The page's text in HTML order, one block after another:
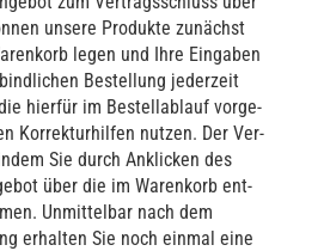
unse­re Pro­duk­te zunächst
legen und Ihre Ein­ga­ben
Bestel­lung jeder­zeit
hier­für im Bestell­ab­lauf vor­ge­
Kor­rek­tur­hil­fen nut­zen. Der Ver­
Sie durch Ankli­cken des
über die im Waren­korb ent­
Unmit­tel­bar nach dem
erhal­ten Sie noch ein­mal eine